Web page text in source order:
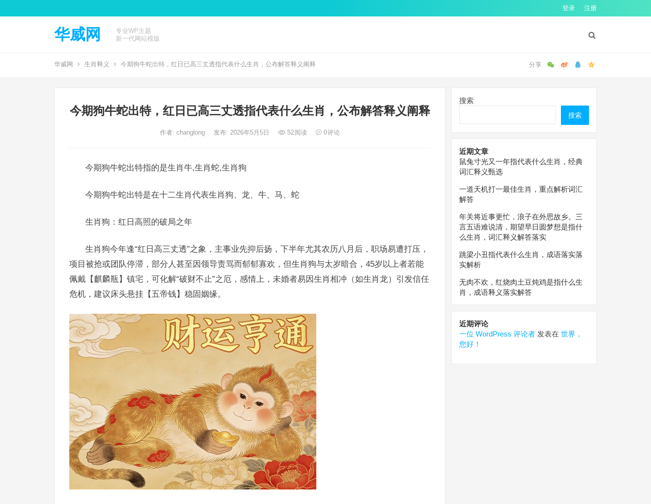
登录 注册
华威网
专业WP主题
新一代网站模版
华威网 生肖释义 今期狗牛蛇出特，红日已高三丈透指代表什么生肖，公布解答释义阐释
今期狗牛蛇出特，红日已高三丈透指代表什么生肖，公布解答释义阐释
作者: changlong 发布: 2026年5月5日 52阅读 0评论
今期狗牛蛇出特指的是生肖牛,生肖蛇,生肖狗
今期狗牛蛇出特是在十二生肖代表生肖狗、龙、牛、马、蛇
生肖狗：红日高照的破局之年
生肖狗今年逢“红日高三丈透”之象，主事业先抑后扬，下半年尤其农历八月后，职场易遭打压，
项目被抢或团队停滞，部分人甚至因领导责骂而郁郁寡欢，但生肖狗与太岁暗合，45岁以上者若能
佩戴【麒麟瓶】镇宅，可化解“破财不止”之厄，感情上，未婚者易因生肖相冲（如生肖龙）引发信任
危机，建议床头悬挂【五帝钱】稳固姻缘。
搜索
搜索
近期文章
鼠兔寸光又一年指代表什么生肖，经典
词汇释义甄选
一道天机打一最佳生肖，重点解析词汇
解答
年关将近事更忙，浪子在外思故乡。三
言五语难说清，期望早日圆梦想是指什
么生肖，词汇释义解答落实
跳梁小丑指代表什么生肖，成语落实落
实解析
无肉不欢，红烧肉土豆炖鸡是指什么生
肖，成语释义落实解答
近期评论
一位 WordPress 评论者 发表在 世界，
您好！